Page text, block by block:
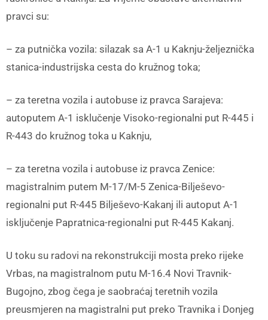
pravci su:
– za putnička vozila: silazak sa A-1 u Kaknju-željeznička
stanica-industrijska cesta do kružnog toka;
– za teretna vozila i autobuse iz pravca Sarajeva:
autoputem A-1 isklučenje Visoko-regionalni put R-445 i
R-443 do kružnog toka u Kaknju,
– za teretna vozila i autobuse iz pravca Zenice:
magistralnim putem M-17/M-5 Zenica-Bilješevo-
regionalni put R-445 Bilješevo-Kakanj ili autoput A-1
isključenje Papratnica-regionalni put R-445 Kakanj.
U toku su radovi na rekonstrukciji mosta preko rijeke
Vrbas, na magistralnom putu M-16.4 Novi Travnik-
Bugojno, zbog čega je saobraćaj teretnih vozila
preusmjeren na magistralni put preko Travnika i Donjeg